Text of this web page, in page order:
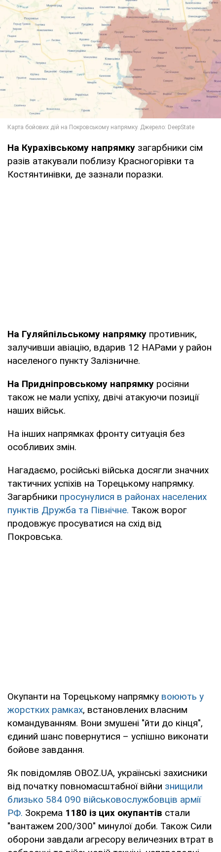
На Курахівському напрямку загарбники сім
разів атакували поблизу Красногорівки та
Костянтинівки, де зазнали поразки.
На Гуляйпільському напрямку противник,
залучивши авіацію, вдарив 12 НАРами у район
населеного пункту Залізничне.
На Придніпровському напрямку росіяни
також не мали успіху, двічі атакуючи позиції
наших військ.
На інших напрямках фронту ситуація без
особливих змін.
Нагадаємо, російські війська досягли значних
тактичних успіхів на Торецькому напрямку.
Загарбники просунулися в районах населених
пунктів Дружба та Північне. Також ворог
продовжує просуватися на схід від
Покровська.
Окупанти на Торецькому напрямку воюють у
жорстких рамках, встановлених власним
командуванням. Вони змушені "йти до кінця",
єдиний шанс повернутися – успішно виконати
бойове завдання.
Як повідомляв OBOZ.UA, українські захисники
від початку повномасштабної війни знищили
близько 584 090 військовослужбовців армії
РФ. Зокрема 1180 із цих окупантів стали
"вантажем 200/300" минулої доби. Також Сили
оборони завдали агресору величезних втрат в